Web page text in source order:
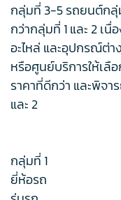
กลุ่มที่ 3-5 รถยนต์กลุ่
กว่ากลุ่มที่ 1 และ 2 เ
อะไหล่ และอุปกรณ์ต่า
หรือศูนย์บริการให้เลื
ราคาที่ดีกว่า และพิจา
และ 2
กลุ่มที่ 1
ยี่ห้อรถ